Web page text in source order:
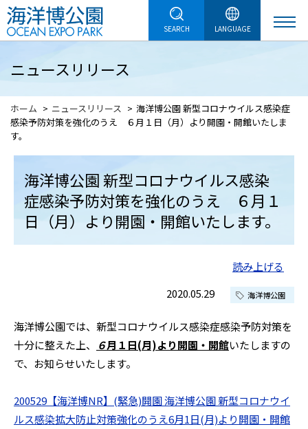
SEARCH LANGUAGE
ニュースリリース
ホーム ニュースリリース
海洋博公園 新型コロナウイルス感染症
感染予防対策を強化のうえ ６月１日（月）より開園・開館いたしま
す。
海洋博公園 新型コロナウイルス感染
症感染予防対策を強化のうえ ６月１
日（月）より開園・開館いたします。
読み上げる
2020.05.29
海洋博公園
海洋博公園では、新型コロナウイルス感染症感染予防対策を
十分に整えた上、
６月１日(月)より開園・開館いたしますの
で、お知らせいたします。
200529【海洋博NR】(緊急)開園 海洋博公園 新型コロナウイ
ルス感染拡大防止対策強化のうえ6月1日(月)より開園・開館